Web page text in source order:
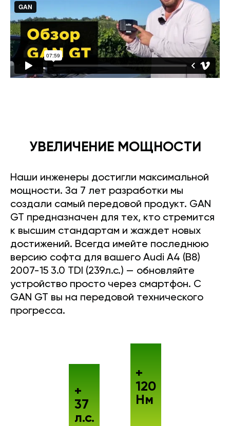
УВЕЛИЧЕНИЕ МОЩНОСТИ
Наши инженеры достигли максимальной
мощности. За 7 лет разработки мы
создали самый передовой продукт. GAN
GT предназначен для тех, кто стремится
к высшим стандартам и жаждет новых
достижений. Всегда имейте последнюю
версию софта для вашего Audi A4 (B8)
2007-15 3.0 TDI (239л.с.) — обновляйте
устройство просто через смартфон. С
GAN GT вы на передовой технического
прогресса.
+
37
л.с.
+
120
Нм